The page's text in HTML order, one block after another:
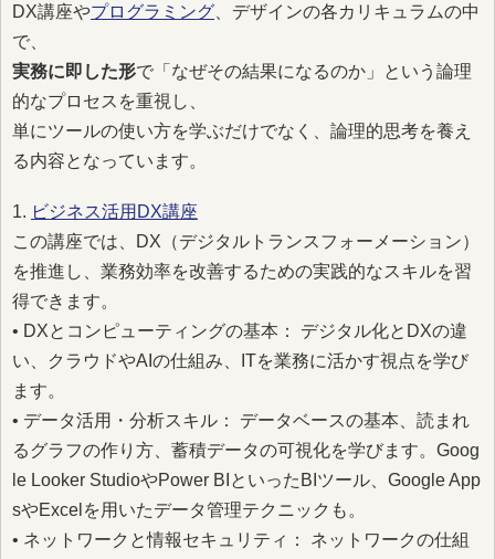
DX講座やプログラミング 、デザインの各カリキュラムの中
で、
実務に即した形で「なぜその結果になるのか」という論理
的なプロセスを重視し、
単にツールの使い方を学ぶだけでなく、論理的思考を養え
る内容となっています。
1. ビジネス活用DX講座
この講座では、DX（デジタルトランスフォーメーション）
を推進し、業務効率を改善するための実践的なスキルを習
得できます。
• DXとコンピューティングの基本： デジタル化とDXの違
い、クラウドやAIの仕組み、ITを業務に活かす視点を学び
ます。
• データ活用・分析スキル： データベースの基本、読まれ
るグラフの作り方、蓄積データの可視化を学びます。Goog
le Looker StudioやPower BIといったBIツール、Google App
sやExcelを用いたデータ管理テクニックも。
• ネットワークと情報セキュリティ： ネットワークの仕組